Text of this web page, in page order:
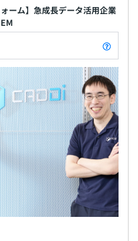
ーム】急成長データ活用企業